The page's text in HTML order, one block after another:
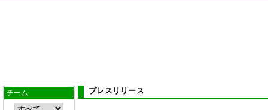
チーム プレスリリース